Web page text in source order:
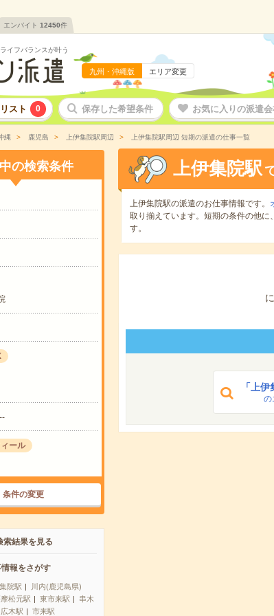
エンバイト 12450件
イフバランスが叶う
九州・沖縄版 エリア変更
スト 0 保存した希望条件 お気に入りの派遣会
縄 鹿児島 上伊集院駅周辺 上伊集院駅周辺 短期の派遣の仕事一覧
の検索条件
ール
条件の変更
索結果を見る
報をさがす
院駅
川内(鹿児島県)
松元駅 東市来駅
串木
広木駅 市来駅
上伊集院駅
上伊集院駅の派遣のお仕事情報です。
取り揃えています。短期の条件の他に、
す。
「上
の